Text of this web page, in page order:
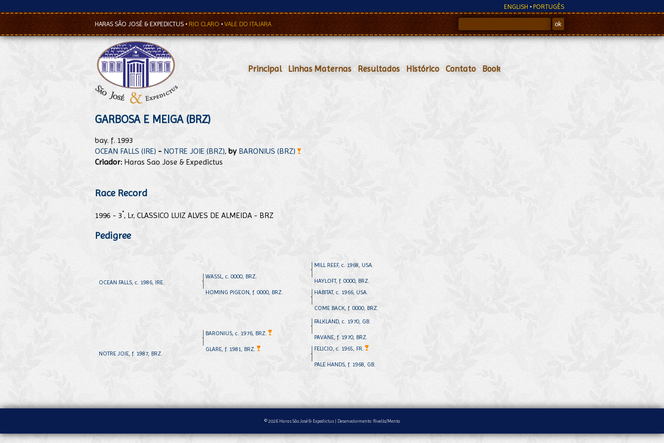
ENGLISH • PORTUGÊS
HARAS SÃO JOSÉ & EXPEDICTUS • RIO CLARO •VALE DO ITAJARA
Principal• Linhas Maternas • Resultados • Histórico • Contato • Book
GARBOSA E MEIGA (BRZ)
bay. f. 1993
OCEAN FALLS (IRE) - NOTRE JOIE (BRZ), by BARONIUS (BRZ)
Criador: Haras Sao Jose & Expedictus
Race Record
1996 - 3°, Lr, CLASSICO LUIZ ALVES DE ALMEIDA - BRZ
Pedigree
OCEAN FALLS, c. 1986, IRE.
NOTRE JOIE, f. 1987, BRZ.
WASSL, c. 0000, BRZ.
HOMING PIGEON, f. 0000, BRZ.
BARONIUS, c. 1976, BRZ.
GLARE, f. 1981, BRZ.
MILL REEF, c. 1968, USA.
HAYLOFT, f. 0000, BRZ.
HABITAT, c. 1966, USA.
COME BACK, f. 0000, BRZ.
FALKLAND, c. 1970, GB.
PAVANE, f. 1970, BRZ.
FELICIO, c. 1965, FR.
PALE HANDS, f. 1968, GB.
© 2026 Haras São José & Expedictus | Desenvolvimento: Rivello/Menta